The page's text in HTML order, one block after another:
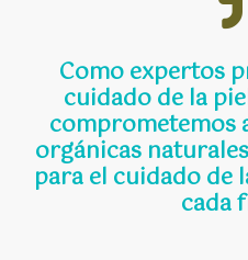
Como expertos
cuidado de la
comprometemos
orgánicas
para el cuidado de
cada